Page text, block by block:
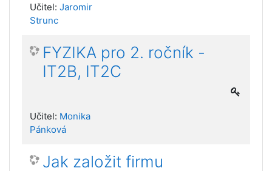
Učitel: Jaromir
Strunc
FYZIKA pro 2. ročník -
IT2B, IT2C
Učitel: Monika
Pánková
Jak založit firmu